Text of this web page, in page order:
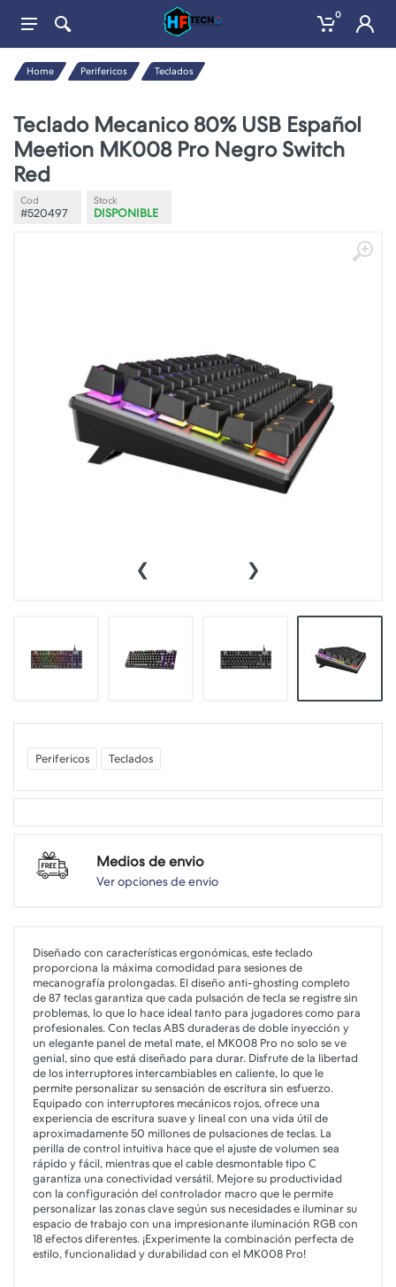
0
Home Perifericos Teclados
Teclado Mecanico 80% USB Español
Meetion MK008 Pro Negro Switch
Red
Cod
#520497
Stock
DISPONIBLE
‹ ›
Perifericos Teclados
Medios de envio
Ver opciones de envio
Diseñado con características ergonómicas, este teclado
proporciona la máxima comodidad para sesiones de
mecanografía prolongadas. El diseño anti-ghosting completo
de 87 teclas garantiza que cada pulsación de tecla se registre sin
problemas, lo que lo hace ideal tanto para jugadores como para
profesionales. Con teclas ABS duraderas de doble inyección y
un elegante panel de metal mate, el MK008 Pro no solo se ve
genial, sino que está diseñado para durar. Disfrute de la libertad
de los interruptores intercambiables en caliente, lo que le
permite personalizar su sensación de escritura sin esfuerzo.
Equipado con interruptores mecánicos rojos, ofrece una
experiencia de escritura suave y lineal con una vida útil de
aproximadamente 50 millones de pulsaciones de teclas. La
perilla de control intuitiva hace que el ajuste de volumen sea
rápido y fácil, mientras que el cable desmontable tipo C
garantiza una conectividad versátil. Mejore su productividad
con la configuración del controlador macro que le permite
personalizar las zonas clave según sus necesidades e iluminar su
espacio de trabajo con una impresionante iluminación RGB con
18 efectos diferentes. ¡Experimente la combinación perfecta de
estilo, funcionalidad y durabilidad con el MK008 Pro!